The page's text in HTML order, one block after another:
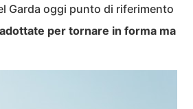
Garda oggi punto di riferimento
per tornare in forma ma